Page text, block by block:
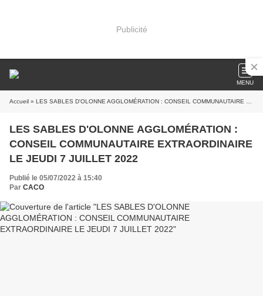
Publicité
MENU
Accueil » LES SABLES D'OLONNE AGGLOMÉRATION : CONSEIL COMMUNAUTAIRE EXTRAORDINAIRE LE JEUDI 7 JUILLET 2022
LES SABLES D'OLONNE AGGLOMÉRATION :
CONSEIL COMMUNAUTAIRE EXTRAORDINAIRE
LE JEUDI 7 JUILLET 2022
Publié le 05/07/2022 à 15:40
Par CACO